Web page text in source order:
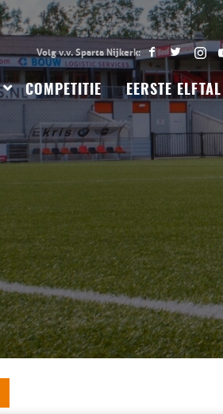
COMPETITIE EERSTE ELFTAL